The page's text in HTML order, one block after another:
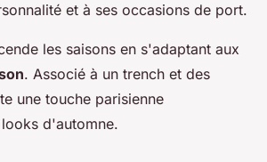
et à ses occasions de port.
les saisons en s'adaptant aux
. Associé à un trench et des
une touche parisienne
d'automne.